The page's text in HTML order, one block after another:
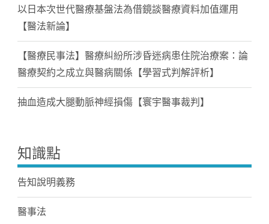
以日本次世代醫療基盤法為借鏡談醫療資料加值運用
【醫法新論】
【醫療民事法】醫療糾紛所涉昏迷病患住院治療案：論
醫療契約之成立與醫病關係【學習式判解評析】
抽血造成大腿動脈神經損傷【寰宇醫事裁判】
知識點
告知說明義務
醫事法